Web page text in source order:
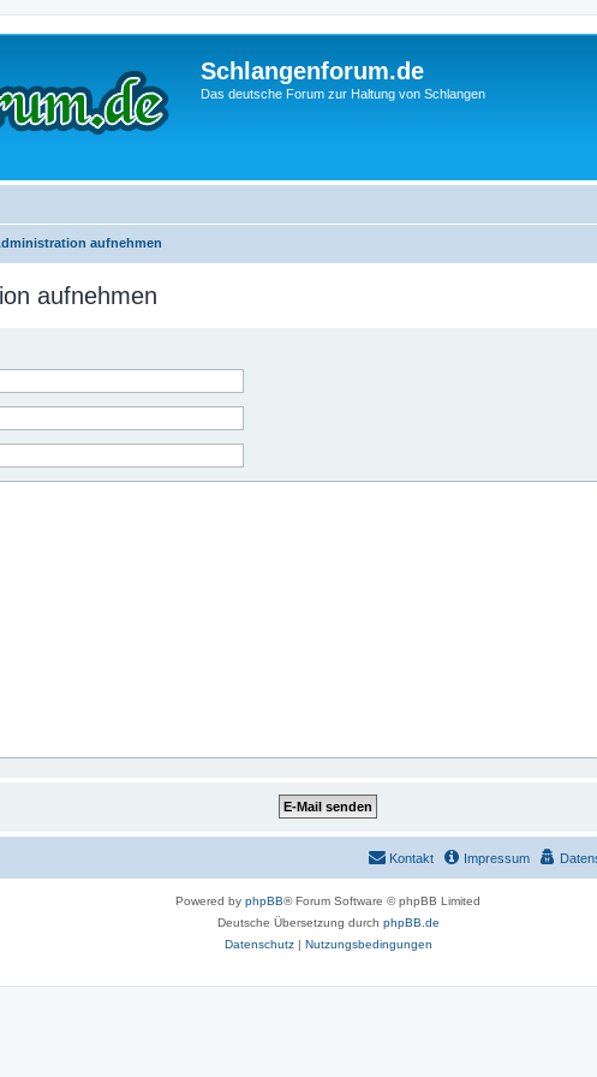
Schlangenforum.de
Das deutsche Forum zur Haltung von Schlangen
aufnehmen
aufnehmen
Impressum
Kontakt
Powered by phpBB® Forum Software © phpBB Limited
Deutsche Übersetzung durch phpBB.de
Datenschutz| Nutzungsbedingungen